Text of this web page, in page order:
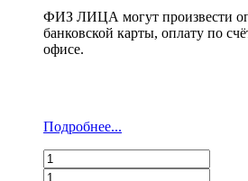
ФИЗ ЛИЦА могут произвести
банковской карты, оплату по
офисе.
Подробнее...